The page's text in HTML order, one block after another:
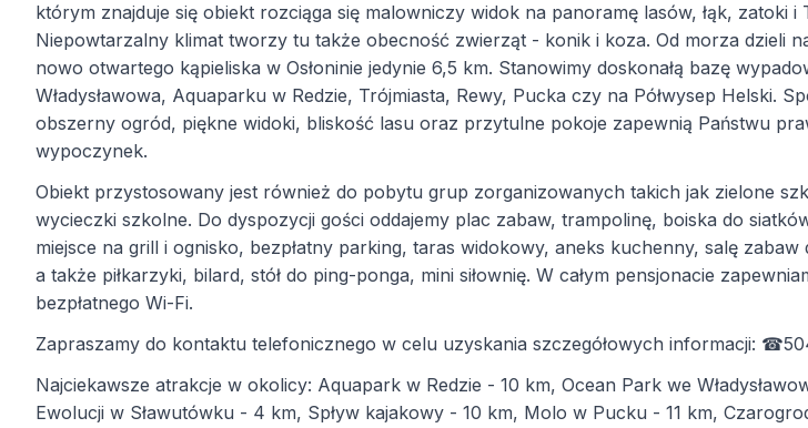
którym znajduje się obiekt rozciąga się malowniczy widok na panoramę lasów, łąk, zatoki i
Niepowtarzalny klimat tworzy tu także obecność zwierząt - konik i koza. Od morza dzieli
nowo otwartego kąpieliska w Osłoninie jedynie 6,5 km. Stanowimy doskonałą bazę
Władysławowa, Aquaparku w Redzie, Trójmiasta, Rewy, Pucka czy na Półwysep Helski.
obszerny ogród, piękne widoki, bliskość lasu oraz przytulne pokoje zapewnią Państwu
wypoczynek.
Obiekt przystosowany jest również do pobytu grup zorganizowanych takich jak zielone
wycieczki szkolne. Do dyspozycji gości oddajemy plac zabaw, trampolinę, boiska do
miejsce na grill i ognisko, bezpłatny parking, taras widokowy, aneks kuchenny, salę zabaw
a także piłkarzyki, bilard, stół do ping-ponga, mini siłownię. W całym pensjonacie
bezpłatnego Wi-Fi.
Zapraszamy do kontaktu telefonicznego w celu uzyskania szczegółowych informacji:
Najciekawsze atrakcje w okolicy: Aquapark w Redzie - 10 km, Ocean Park we
Ewolucji w Sławutówku - 4 km, Spływ kajakowy - 10 km, Molo w Pucku - 11 km,